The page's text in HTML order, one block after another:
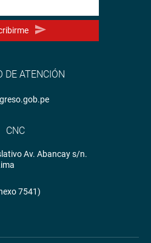
DE ATENCIÓN
CNC
Av. Abancay s/n.
7541)